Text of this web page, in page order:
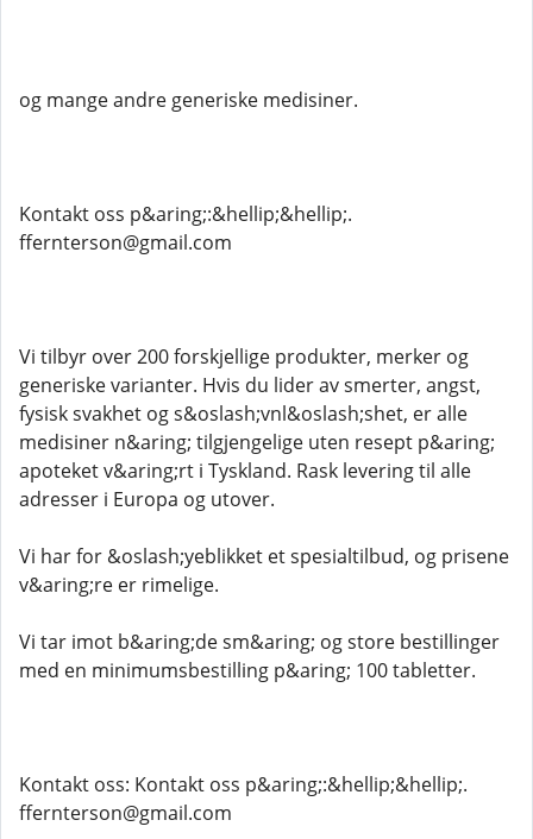
og mange andre generiske medisiner.
Kontakt oss p&aring;:&hellip;&hellip;.
ffernterson@gmail.com
Vi tilbyr over 200 forskjellige produkter, merker og
generiske varianter. Hvis du lider av smerter, angst,
fysisk svakhet og s&oslash;vnl&oslash;shet, er alle
medisiner n&aring; tilgjengelige uten resept p&aring;
apoteket v&aring;rt i Tyskland. Rask levering til alle
adresser i Europa og utover.
Vi har for &oslash;yeblikket et spesialtilbud, og prisene
v&aring;re er rimelige.
Vi tar imot b&aring;de sm&aring; og store bestillinger
med en minimumsbestilling p&aring; 100 tabletter.
Kontakt oss: Kontakt oss p&aring;:&hellip;&hellip;.
ffernterson@gmail.com